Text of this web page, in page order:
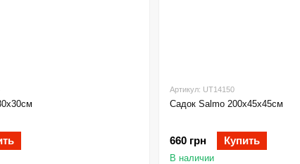
Артикул: UT14150
Садок Salmo 200х45х45см
660 грн Купить
В наличии